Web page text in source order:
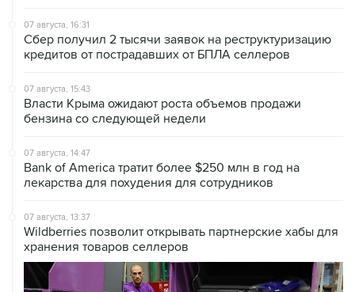
07 августа, 16:31
Сбер получил 2 тысячи заявок на реструктуризацию
кредитов от пострадавших от БПЛА селлеров
07 августа, 15:43
Власти Крыма ожидают роста объемов продажи
бензина со следующей недели
07 августа, 14:47
Bank of America тратит более $250 млн в год на
лекарства для похудения для сотрудников
07 августа, 13:37
Wildberries позволит открывать партнерские хабы для
хранения товаров селлеров